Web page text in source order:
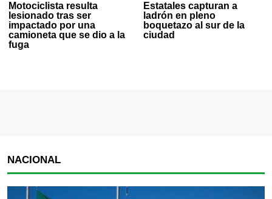
Motociclista resulta
lesionado tras ser
impactado por una
camioneta que se dio a la
fuga
Estatales capturan a
ladrón en pleno
boquetazo al sur de la
ciudad
NACIONAL